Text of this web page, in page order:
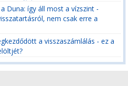
Duna: így áll most a vízszint -
nem csak erre a
a visszaszámlálás - ez a